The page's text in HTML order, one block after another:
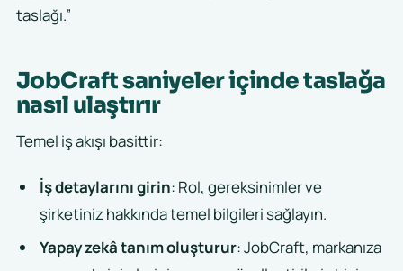
taslağı.”
JobCraft saniyeler içinde taslağa
nasıl ulaştırır
Temel iş akışı basittir:
İş detaylarını girin: Rol, gereksinimler ve
şirketiniz hakkında temel bilgileri sağlayın.
Yapay zekâ tanım oluşturur: JobCraft, markanıza